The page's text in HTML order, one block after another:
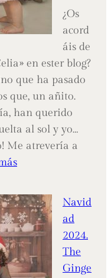
¿Os
acord
áis de
en ester blog?
que ha pasado
que, un añito.
han querido
al sol y yo…
Me atrevería a
:
ya
tiene
1
añito
Navid
ad
2024.
The
Ginge